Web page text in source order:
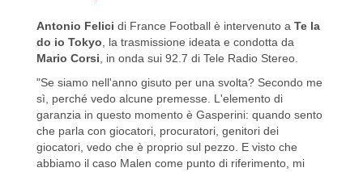
Antonio Felici di France Football è intervenuto a Te la
do io Tokyo, la trasmissione ideata e condotta da
Mario Corsi, in onda sui 92.7 di Tele Radio Stereo.
"Se siamo nell'anno gisuto per una svolta? Secondo me
sì, perché vedo alcune premesse. L'elemento di
garanzia in questo momento è Gasperini: quando sento
che parla con giocatori, procuratori, genitori dei
giocatori, vedo che è proprio sul pezzo. E visto che
abbiamo il caso Malen come punto di riferimento, mi